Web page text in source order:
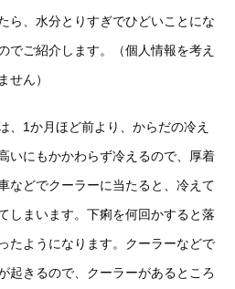
ら、水分とりすぎでひどいことにな
でご紹介します。（個人情報を考え
せん）
、1か月ほど前より、からだの冷え
いにもかかわらず冷えるので、厚着
などでクーラーに当たると、冷えて
しまいます。下痢を何回かすると落
たようになります。クーラーなどで
起きるので、クーラーがあるところ